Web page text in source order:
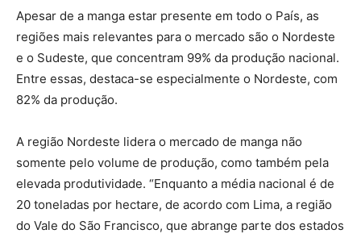
Apesar de a manga estar presente em todo o País, as
regiões mais relevantes para o mercado são o Nordeste
e o Sudeste, que concentram 99% da produção nacional.
Entre essas, destaca-se especialmente o Nordeste, com
82% da produção.
A região Nordeste lidera o mercado de manga não
somente pelo volume de produção, como também pela
elevada produtividade. “Enquanto a média nacional é de
20 toneladas por hectare, de acordo com Lima, a região
do Vale do São Francisco, que abrange parte dos estados